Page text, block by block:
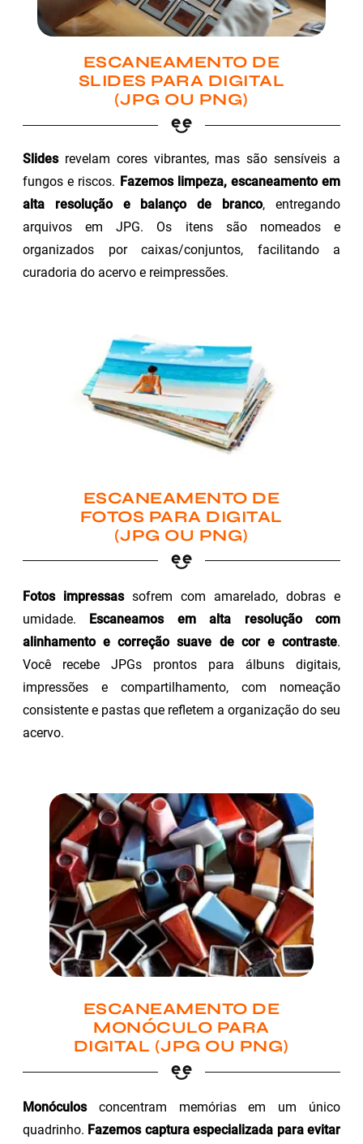
ESCANEAMENTO DE
SLIDES PARA DIGITAL
(JPG OU PNG)
Slidesrevelam cores vibrantes, mas são sensíveis a
fungos e riscos. Fazemos limpeza, escaneamento em
alta resolução e balanço de branco, entregando
arquivos em JPG. Os itens são nomeados e
organizados por caixas/conjuntos, facilitando a
curadoria do acervo e reimpressões.
ESCANEAMENTO DE
FOTOS PARA DIGITAL
(JPG OU PNG)
Fotos impressassofrem com amarelado, dobras e
umidade. Escaneamos em alta resolução com
alinhamento e correção suave de cor e contraste.
Você recebe JPGs prontos para álbuns digitais,
impressões e compartilhamento, com nomeação
consistente e pastas que refletem a organização do seu
acervo.
ESCANEAMENTO DE
MONÓCULO PARA
DIGITAL (JPG OU PNG)
Monóculosconcentram memórias em um único
quadrinho. Fazemos captura especializada para evitar